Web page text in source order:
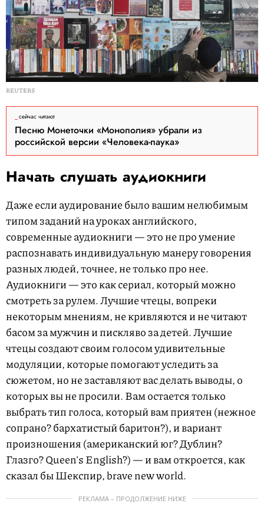
REUTERS
сейчас читают
Песню Монеточки «Монополия» убрали из
российской версии «Человека-паука»
Начать слушать аудиокниги
Даже если аудирование было вашим нелюбимым
типом заданий на уроках английского,
современные аудиокниги — это не про умение
распознавать индивидуальную манеру говорения
разных людей, точнее, не только про нее.
Аудиокниги — это как сериал, который можно
смотреть за рулем. Лучшие чтецы, вопреки
некоторым мнениям, не кривляются и не читают
басом за мужчин и пискляво за детей. Лучшие
чтецы создают своим голосом удивительные
модуляции, которые помогают уследить за
сюжетом, но не заставляют вас делать выводы, о
которых вы не просили. Вам остается только
выбрать тип голоса, который вам приятен (нежное
сопрано? бархатистый баритон?), и вариант
произношения (американский юг? Дублин?
Глазго? Queen's English?) — и вам откроется, как
сказал бы Шекспир, brave new world.
РЕКЛАМА – ПРОДОЛЖЕНИЕ НИЖЕ